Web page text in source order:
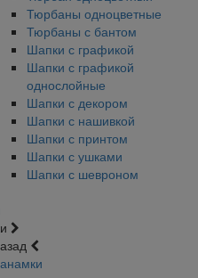
Тюрбаны одноцветные
Тюрбаны с бантом
Шапки с графикой
Шапки с графикой
однослойные
Шапки с декором
Шапки с нашивкой
Шапки с принтом
Шапки с ушками
Шапки с шевроном